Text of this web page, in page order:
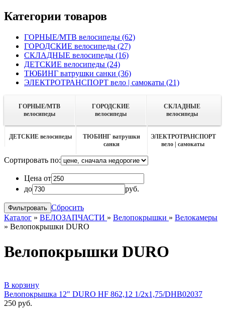
Категории товаров
ГОРНЫЕ/MTB велосипеды (62)
ГОРОДСКИЕ велосипеды (27)
СКЛАДНЫЕ велосипеды (16)
ДЕТСКИЕ велосипеды (24)
ТЮБИНГ ватрушки санки (36)
ЭЛЕКТРОТРАНСПОРТ вело | самокаты (21)
ГОРНЫЕ/MTB
велосипеды
ГОРОДСКИЕ
велосипеды
СКЛАДНЫЕ
велосипеды
ДЕТСКИЕ велосипеды
ТЮБИНГ ватрушки
санки
ЭЛЕКТРОТРАНСПОРТ
вело | самокаты
Сортировать по:
Цена от
до
руб.
Сбросить
Каталог » ВЕЛОЗАПЧАСТИ » Велопокрышки » Велокамеры
» Велопокрышки DURO
Велопокрышки DURO
В корзину
Велопокрышка 12" DURO HF 862,12 1/2х1,75/DHB02037
250 руб.